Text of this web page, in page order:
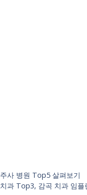
사 병원 Top5 살펴보기
과 Top3, 감곡 치과 임